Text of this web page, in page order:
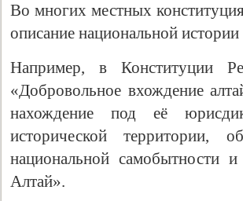
Во многих местных
описание национальной
Например, в Конституции
«Добровольное вхождение
нахождение под её
исторической территории,
национальной самобытности
Алтай».